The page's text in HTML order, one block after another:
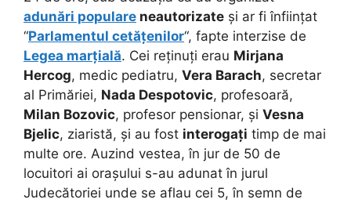
adunări populare neautorizate și ar fi înființat
“Parlamentul cetățenilor“, fapte interzise de
Legea marțială. Cei reținuți erau Mirjana
Hercog, medic pediatru, Vera Barach, secretar
al Primăriei, Nada Despotovic, profesoară,
Milan Bozovic, profesor pensionar, și Vesna
Bjelic, ziaristă, și au fost interogați timp de mai
multe ore. Auzind vestea, în jur de 50 de
locuitori ai orașului s-au adunat în jurul
Judecătoriei unde se aflau cei 5,în semn de